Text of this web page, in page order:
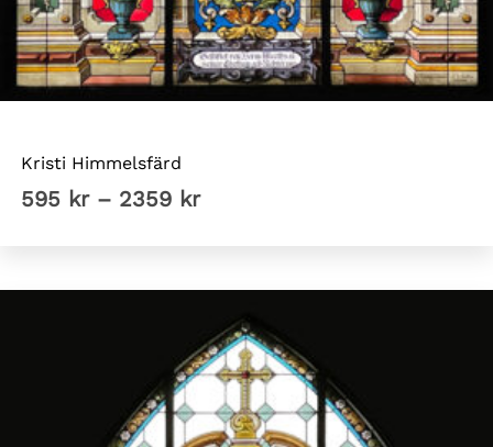
Kristi Himmelsfärd
595 kr – 2359 krPrisintervall:
2359 kr